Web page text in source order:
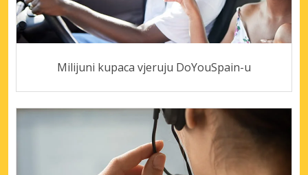
Milijuni kupaca vjeruju DoYouSpain-u